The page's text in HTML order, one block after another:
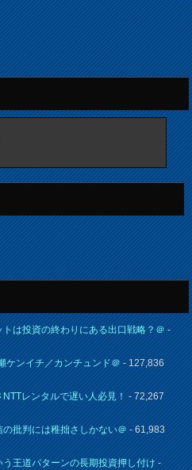
は投資の終わりにある出口戦略？＠-
ケンイチ／カンチュンド＠- 127,836
レンタルで遅い人必見！- 72,267
批判には稚拙さしかない＠- 61,983
王道パターンの長期投資押し付け-